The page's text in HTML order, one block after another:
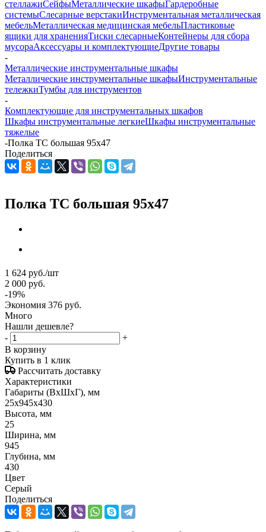
стеллажиСейфыМеталлические шкафыГардеробные
системыСлесарные верстакиИнструментальная металлическая
мебельМеталлическая медицинская мебельПластиковые
ящики для храненияТиски слесарныеКонтейнеры для сбора
мусораАксессуары и комплектующиеДругие товары
-
Металлические инструментальные шкафы
Металлические инструментальные шкафыИнструментальные
тележкиТумбы для инструментов
-
Комплектующие для инструментальных шкафов
Шкафы инструментальные легкиеШкафы инструментальные
тяжелые
-Полка ТС большая 95x47
Поделиться
Полка ТС большая 95x47
1 624 руб./шт
2 000 руб.
-19%
Экономия 376 руб.
Много
Нашли дешевле?
-
+
В корзину
Купить в 1 клик
Рассчитать доставку
Характеристики
Габариты (ВxШxГ), мм
25x945x430
Высота, мм
25
Ширина, мм
945
Глубина, мм
430
Цвет
Серый
Поделиться